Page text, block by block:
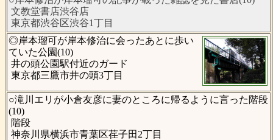
文教堂書店渋谷店
東京都渋谷区渋谷1丁目
◎岸本瑠可が岸本修治に会ったあとに歩い
ていた公園(10)
井の頭公園駅付近のガード
東京都三鷹市井の頭3丁目
○滝川エリが小倉友彦に妻のところに帰るように言った階段
(10)
階段
神奈川県横浜市青葉区荏子田2丁目